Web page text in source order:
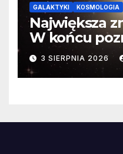
GALAKTYKI KOSMOLOGIA
Największa
W końcu
faktyczne
3 SIERPNIA 2026